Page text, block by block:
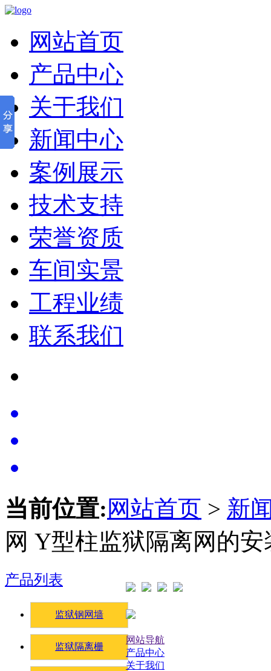
网站首页
产品中心
关于我们
新闻中心
案例展示
技术支持
荣誉资质
车间实景
工程业绩
联系我们
当前位置: 网站首页 > 新
网 Y型柱监狱隔离网的
产品列表
监狱钢网墙
监狱隔离栅
网站导航
产品中心
关于我们